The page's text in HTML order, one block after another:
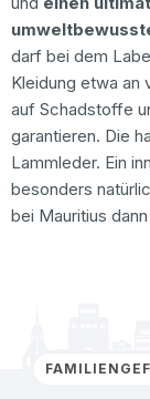
darf bei dem
Kleidung etwa an
auf Schadstoffe
garantieren. Die
Lammleder. Ein
besonders
bei Mauritius